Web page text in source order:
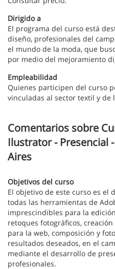
Dirigido a
El programa del curso está
diseño, profesionales del
el mundo de la moda, que
por medio del mejoramiento
Empleabilidad
Quienes participen del curso
vinculadas al sector textil y
Comentarios sobre
Ilustrator - Presencial
Aires
Objetivos del curso
El objetivo de este curso es el
todas las herramientas de
imprescindibles para la
retoques fotográficos,
para la web, composición y
resultados deseados, en el
mediante el desarrollo de
profesionales.